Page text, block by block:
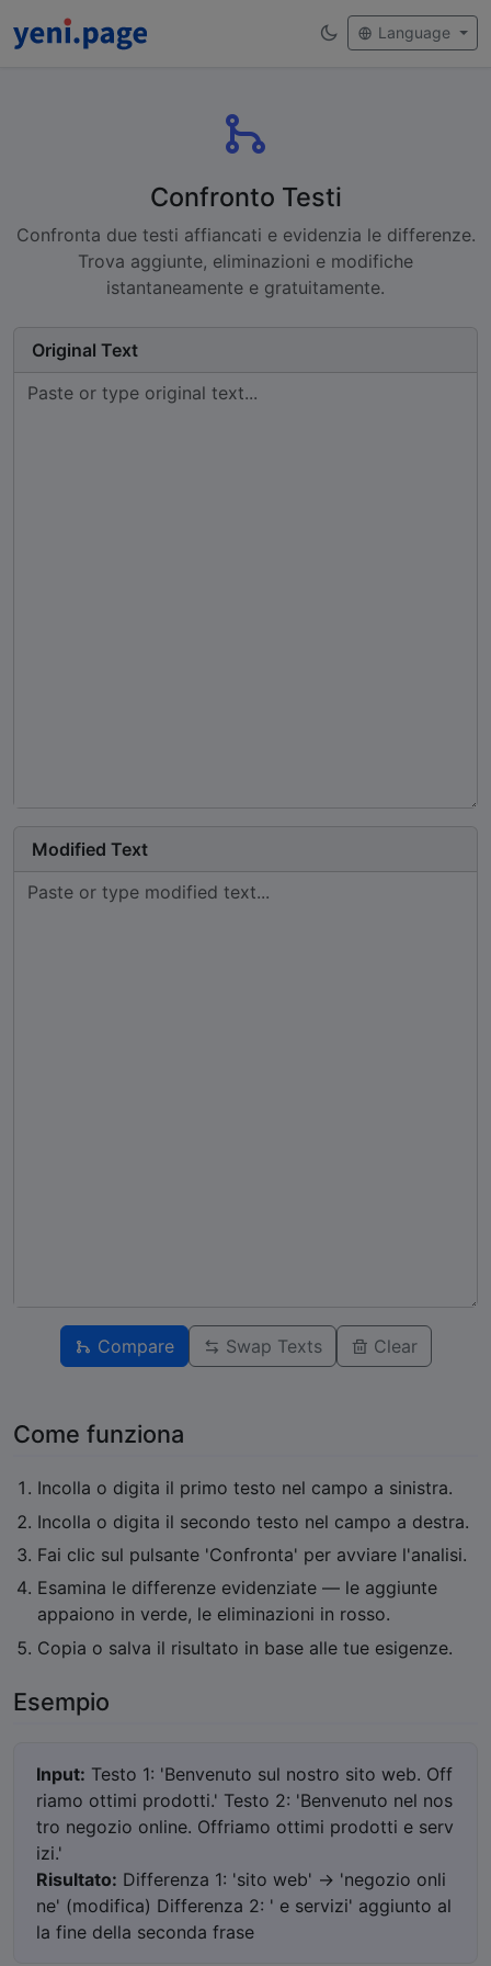
Language
Confronto Testi
Confronta due testi affiancati e evidenzia le differenze.
Trova aggiunte, eliminazioni e modifiche
istantaneamente e gratuitamente.
Original Text
Modified Text
Compare Swap Texts Clear
Come funziona
Incolla o digita il primo testo nel campo a sinistra.
Incolla o digita il secondo testo nel campo a destra.
Fai clic sul pulsante 'Confronta' per avviare l'analisi.
Esamina le differenze evidenziate — le aggiunte
appaiono in verde, le eliminazioni in rosso.
Copia o salva il risultato in base alle tue esigenze.
Esempio
Input: Testo 1: 'Benvenuto sul nostro sito web. Off
riamo ottimi prodotti.' Testo 2: 'Benvenuto nel nos
tro negozio online. Offriamo ottimi prodotti e serv
izi.'
Risultato: Differenza 1: 'sito web' → 'negozio onli
ne' (modifica) Differenza 2: ' e servizi' aggiunto al
la fine della seconda frase